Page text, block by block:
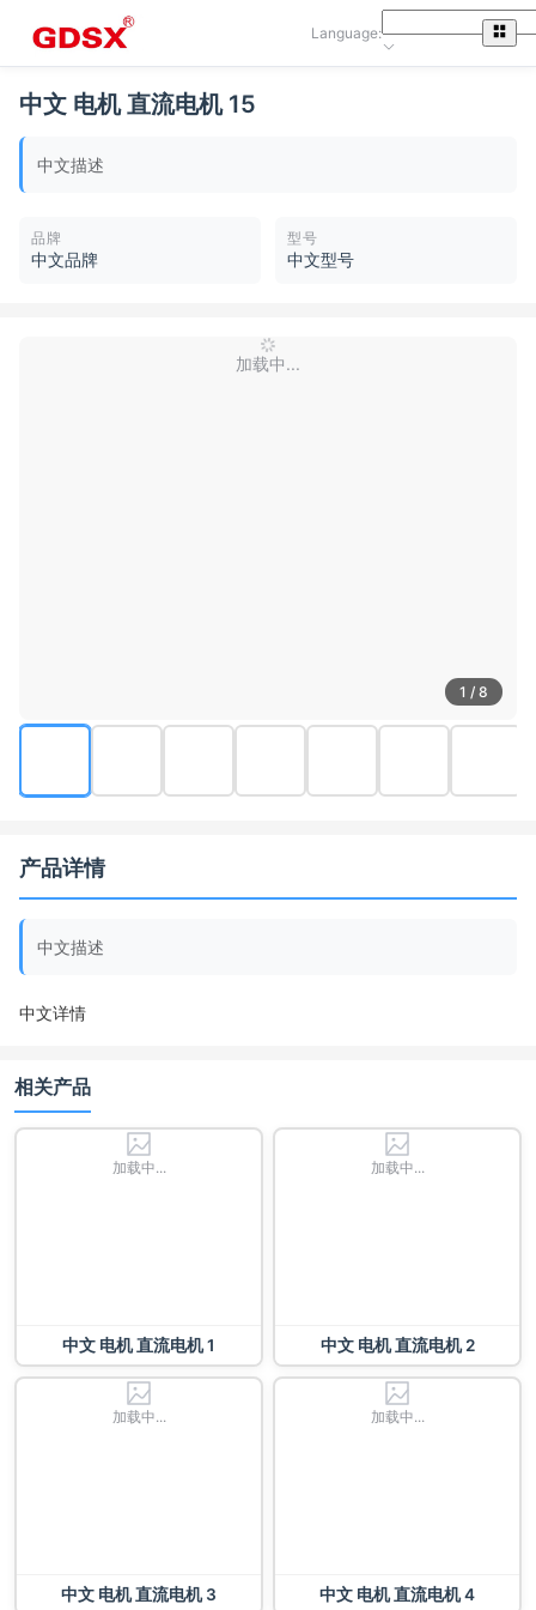
Language:
中文 电机 直流电机 15
中文描述
品牌
中文品牌
型号
中文型号
加载中...
1 / 8
产品详情
中文描述
中文详情
相关产品
加载中...
中文 电机 直流电机 1
加载中...
中文 电机 直流电机 2
加载中...
中文 电机 直流电机 3
加载中...
中文 电机 直流电机 4